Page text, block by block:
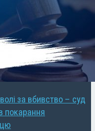
за вбивство – суд
покарання